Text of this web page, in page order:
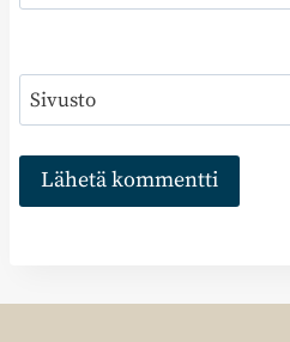
Sivusto